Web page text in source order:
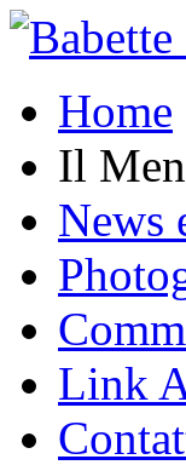
Home
Il
News
Link